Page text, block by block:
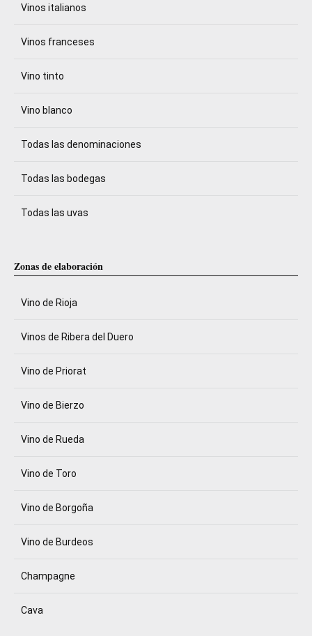
Vinos italianos
Vinos franceses
Vino tinto
Vino blanco
Todas las denominaciones
Todas las bodegas
Todas las uvas
Zonas de elaboración
Vino de Rioja
Vinos de Ribera del Duero
Vino de Priorat
Vino de Bierzo
Vino de Rueda
Vino de Toro
Vino de Borgoña
Vino de Burdeos
Champagne
Cava